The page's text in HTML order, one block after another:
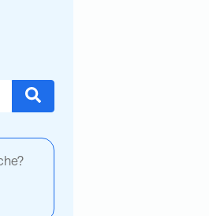
automatischen Vorschlagsfunktion.